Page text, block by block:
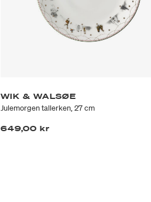
WIK & WALSØE
Julemorgen tallerken, 27 cm
649,00 kr